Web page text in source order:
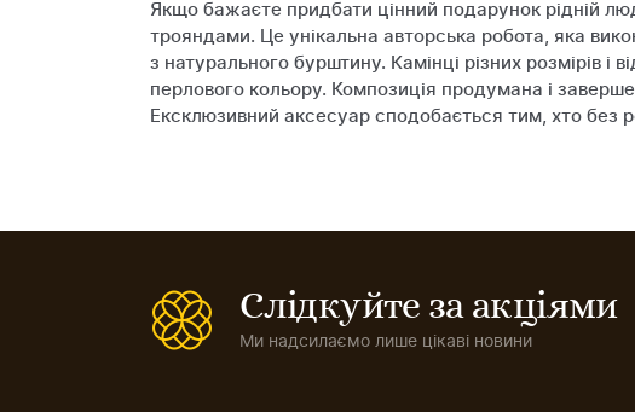
Якщо бажаєте придбати цінний подарунок рідній
трояндами. Це унікальна авторська робота, яка
з натурального бурштину. Камінці різних розмірів і
перлового кольору. Композиція продумана і
Ексклюзивний аксесуар сподобається тим, хто без
Слідкуйте за акціями
Ми надсилаємо лише цікаві новини